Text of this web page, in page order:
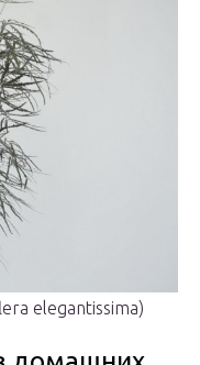
elegantissima)